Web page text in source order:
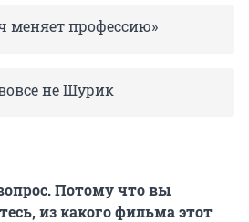
меняет профессию»
не Шурик
Потому что вы
из какого фильма этот